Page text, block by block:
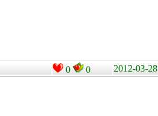
0 0 2012-03-28